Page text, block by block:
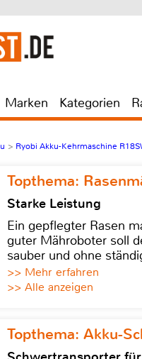
Marken Kategorien
> Ryobi Akku-Kehrmaschine
Topthema:
Starke Leistung
Ein gepflegter Rasen
guter Mähroboter soll
sauber und ohne
>> Mehr erfahren
>> Alle anzeigen
Topthema: Akku-